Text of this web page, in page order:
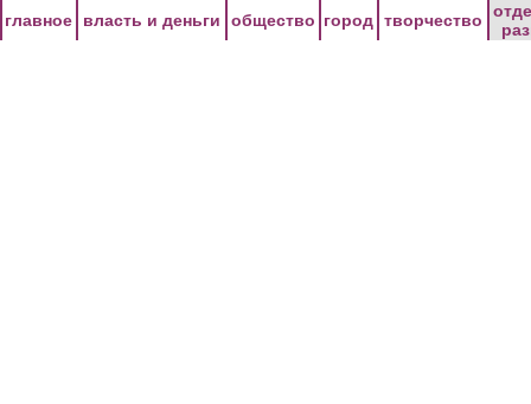
главное власть и деньги общество город творчество